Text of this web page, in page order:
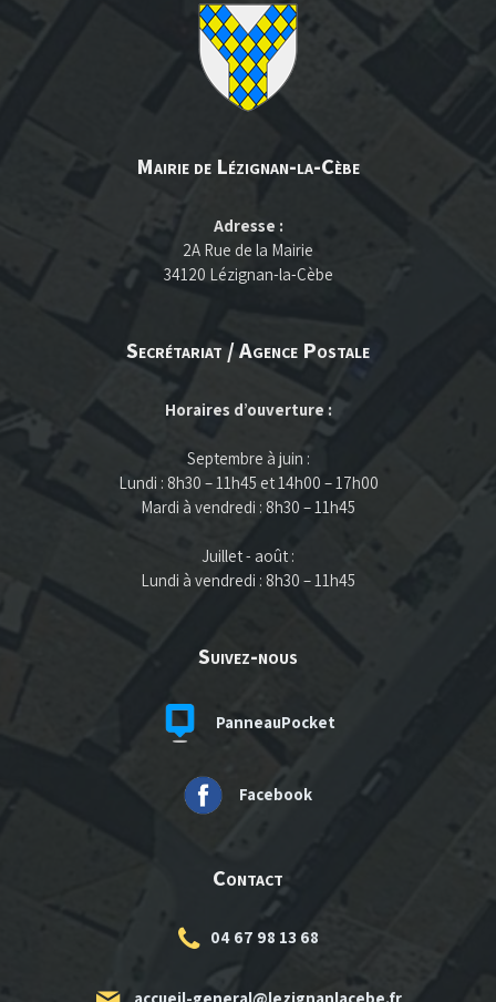
Mairie de Lézignan-la-Cèbe
Adresse :
2A Rue de la Mairie
34120 Lézignan-la-Cèbe
Secrétariat / Agence Postale
Horaires d’ouverture :
Septembre à juin :
Lundi : 8h30 – 11h45 et 14h00 – 17h00
Mardi à vendredi : 8h30 – 11h45
Juillet - août :
Lundi à vendredi : 8h30 – 11h45
Suivez-nous
PanneauPocket
Facebook
Contact
04 67 98 13 68